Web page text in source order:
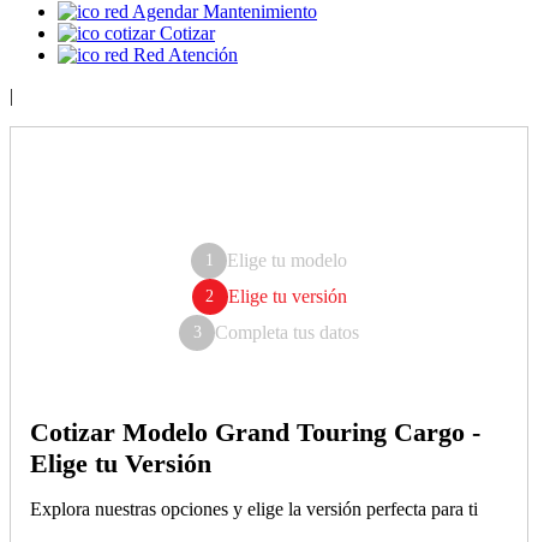
Agendar Mantenimiento
Cotizar
Red Atención
|
1 Elige tu modelo
2 Elige tu versión
3 Completa tus datos
Cotizar Modelo Grand Touring Cargo -
Elige tu Versión
Explora nuestras opciones y elige la versión perfecta para ti